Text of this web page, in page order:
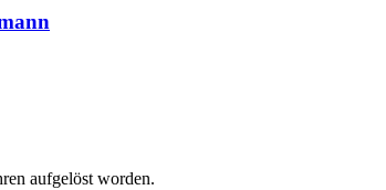
aufgelöst worden.